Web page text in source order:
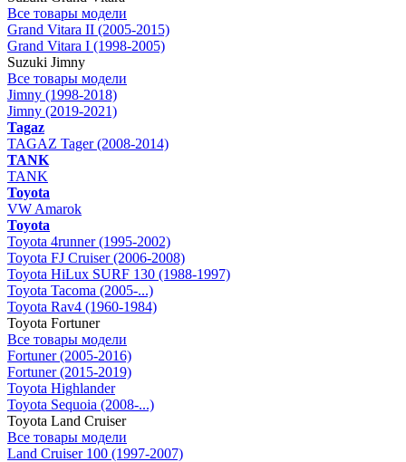
Все товары модели
Grand Vitara II (2005-2015)
Grand Vitara I (1998-2005)
Suzuki Jimny
Все товары модели
Jimny (1998-2018)
Jimny (2019-2021)
Tagaz
TAGAZ Tager (2008-2014)
TANK
TANK
Toyota
VW Amarok
Toyota
Toyota 4runner (1995-2002)
Toyota FJ Cruiser (2006-2008)
Toyota HiLux SURF 130 (1988-1997)
Toyota Tacoma (2005-...)
Toyota Rav4 (1960-1984)
Toyota Fortuner
Все товары модели
Fortuner (2005-2016)
Fortuner (2015-2019)
Toyota Highlander
Toyota Sequoia (2008-...)
Toyota Land Cruiser
Все товары модели
Land Cruiser 100 (1997-2007)